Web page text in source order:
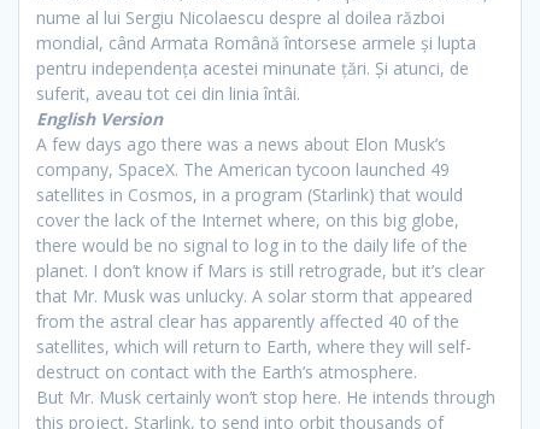
nume al lui Sergiu Nicolaescu despre al doilea război
mondial, când Armata Română întorsese armele şi lupta
pentru independenţa acestei minunate ţări. Şi atunci, de
suferit, aveau tot cei din linia întâi.
English Version
A few days ago there was a news about Elon Musk’s
company, SpaceX. The American tycoon launched 49
satellites in Cosmos, in a program (Starlink) that would
cover the lack of the Internet where, on this big globe,
there would be no signal to log in to the daily life of the
planet. I don’t know if Mars is still retrograde, but it’s clear
that Mr. Musk was unlucky. A solar storm that appeared
from the astral clear has apparently affected 40 of the
satellites, which will return to Earth, where they will self-
destruct on contact with the Earth’s atmosphere.
But Mr. Musk certainly won’t stop here. He intends through
this project, Starlink, to send into orbit thousands of